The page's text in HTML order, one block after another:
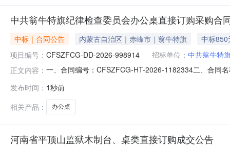
中共翁牛特旗纪律检查委员会办公桌直接订购采购合
中标｜合同公告 内蒙古自治区｜赤峰市｜翁牛特旗
中标850
项目编号： CFSZFCG-DD-2026-998914 招标单位： 中共翁牛特
正文内容： 一、合同编号：CFSZFCG-HT-2026-1182334二、合同
供应商（乙方）：翁牛特旗乌丹镇程铠家俱城地址：内
发布时间： 1秒前
相关产品：
办公桌
河南省平顶山监狱木制台、桌类直接订购成交公告